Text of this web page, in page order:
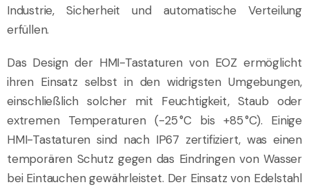
Industrie, Sicherheit und automatische Verteilung
erfüllen.
Das Design der HMI-Tastaturen von EOZ ermöglicht
ihren Einsatz selbst in den widrigsten Umgebungen,
einschließlich solcher mit Feuchtigkeit, Staub oder
extremen Temperaturen (-25 °C bis +85 °C). Einige
HMI-Tastaturen sind nach IP67 zertifiziert, was einen
temporären Schutz gegen das Eindringen von Wasser
bei Eintauchen gewährleistet. Der Einsatz von Edelstahl